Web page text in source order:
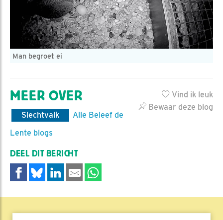
Man begroet ei
Vind ik leuk
Bewaar deze blog
MEER OVER
Slechtvalk
Alle Beleef de
Lente blogs
DEEL DIT BERICHT